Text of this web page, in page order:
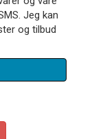
Jeg kan
og tilbud